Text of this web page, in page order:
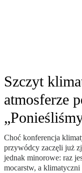
Szczyt
atmosferze
Choć konferencja
przywódcy zaczęli już
jednak minorowe: raz
mocarstw, a klimatyczni